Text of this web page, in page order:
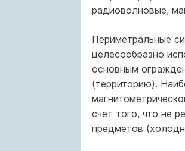
радиоволновые,
Периметральные
целесообразно
основным
(территорию).
счет того, что не
предметов